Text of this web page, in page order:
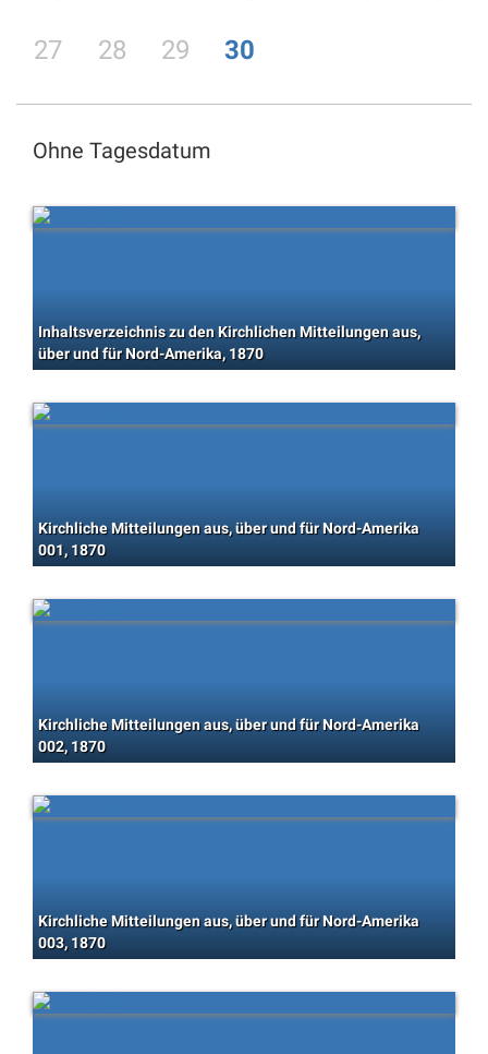
27 28 29 30
Ohne Tagesdatum
Inhaltsverzeichnis zu den Kirchlichen Mitteilungen aus,
über und für Nord-Amerika, 1870
Kirchliche Mitteilungen aus, über und für Nord-Amerika
001, 1870
Kirchliche Mitteilungen aus, über und für Nord-Amerika
002, 1870
Kirchliche Mitteilungen aus, über und für Nord-Amerika
003, 1870